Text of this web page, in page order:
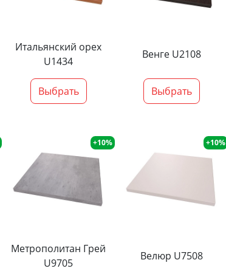
Итальянский орех
U1434
Выбрать
Венге U2108
Выбрать
+10%
Метрополитан Грей
U9705
+10%
Велюр U7508